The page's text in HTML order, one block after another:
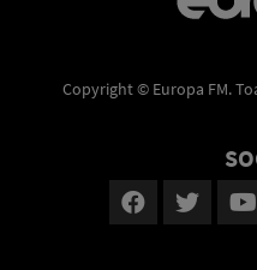
Copyright © Europa FM.